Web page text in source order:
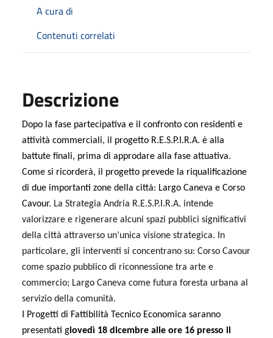
A cura di
Contenuti correlati
Descrizione
Dopo la fase partecipativa e il confronto con residenti e
attività commerciali, il progetto R.E.S.P.I.R.A. è alla
battute finali, prima di approdare alla fase attuativa.
Come si ricorderà, il progetto prevede la riqualificazione
di due importanti zone della città: Largo Caneva e Corso
Cavour. La Strategia Andria R.E.S.P.I.R.A. intende
valorizzare e rigenerare alcuni spazi pubblici significativi
della città attraverso un’unica visione strategica. In
particolare, gli interventi si concentrano su: Corso Cavour
come spazio pubblico di riconnessione tra arte e
commercio; Largo Caneva come futura foresta urbana al
servizio della comunità.
I Progetti di Fattibilità Tecnico Economica saranno
presentati giovedì 18 dicembre alle ore 16 presso il